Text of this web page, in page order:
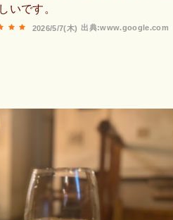
いです。
出典:www.google.com
2026/5/7(木)